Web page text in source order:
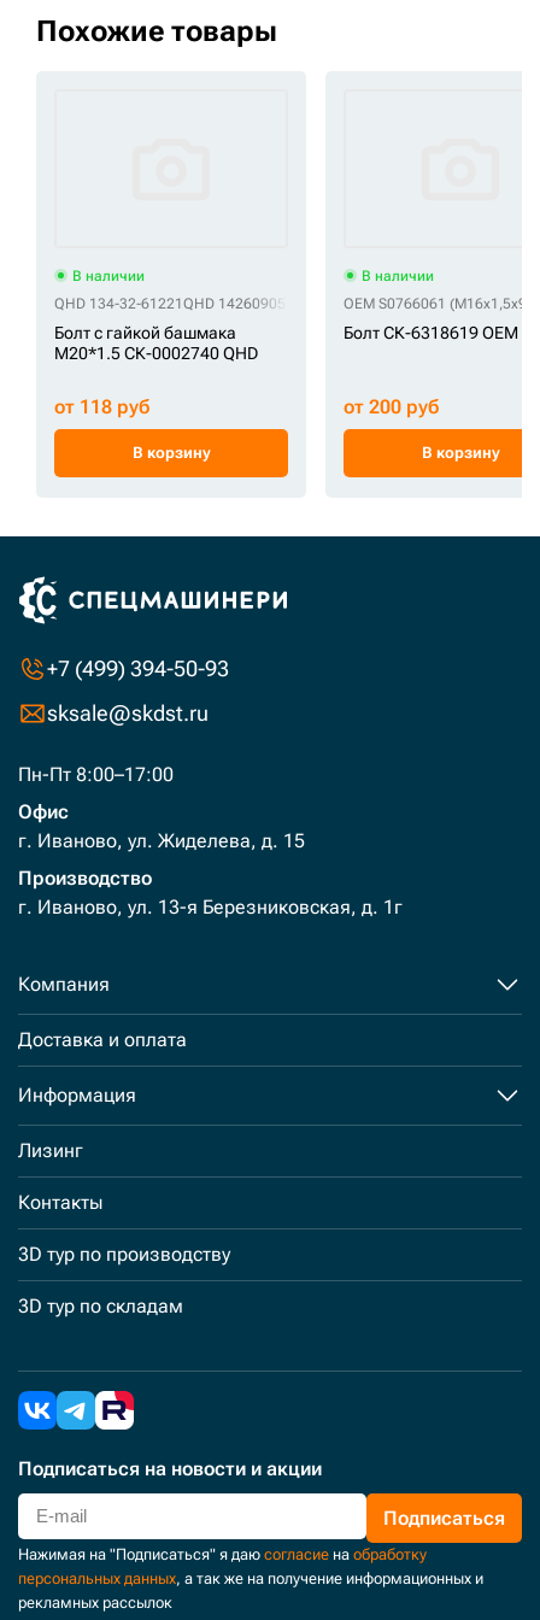
Похожие товары
В наличии
QHD 134-32-61221 QHD 14260905 М20х1,5х63QHD 14526401
Болт с гайкой башмака
M20*1.5 СК-0002740 QHD
от 118 руб
В корзину
В наличии
OEM S0766061 (M16x1,5x90)
Болт СК-6318619 OEM
от 200 руб
В корзину
+7 (499) 394-50-93
sksale@skdst.ru
Пн-Пт 8:00–17:00
Офис
г. Иваново, ул. Жиделева, д. 15
Производство
г. Иваново, ул. 13-я Березниковская, д. 1г
Компания
Доставка и оплата
Информация
Лизинг
Контакты
3D тур по производству
3D тур по складам
Подписаться на новости и акции
Подписаться
Нажимая на "Подписаться" я даю согласие на обработку
персональных данных, а так же на получение информационных и
рекламных рассылок